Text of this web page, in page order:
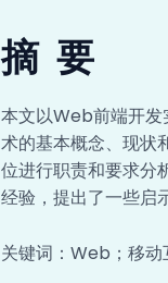
摘 要
本文以Web前端开发
术的基本概念、现状
位进行职责和要求分
经验，提出了一些启
关键词：Web；移